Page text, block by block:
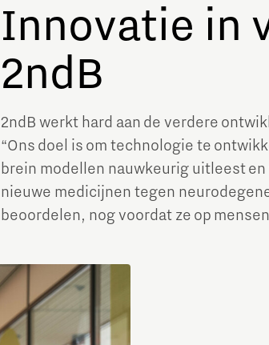
Innovatie in
2ndB
2ndB werkt hard aan de verdere
“Ons doel is om technologie te
brein modellen nauwkeurig uitleest
nieuwe medicijnen tegen
beoordelen, nog voordat ze op